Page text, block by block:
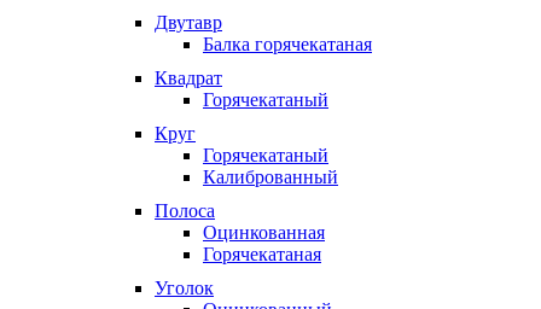
Двутавр
Балка горячекатаная
Квадрат
Горячекатаный
Круг
Горячекатаный
Калиброванный
Полоса
Оцинкованная
Горячекатаная
Уголок